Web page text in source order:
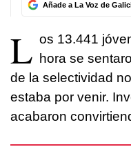
Añade a La Voz de
L os 13.441
hora se
de la selectividad
estaba por venir.
acabaron